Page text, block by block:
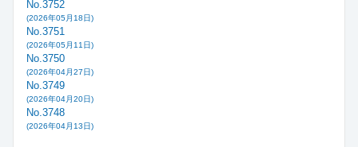
No.3752
(2026年05月18日)
No.3751
(2026年05月11日)
No.3750
(2026年04月27日)
No.3749
(2026年04月20日)
No.3748
(2026年04月13日)